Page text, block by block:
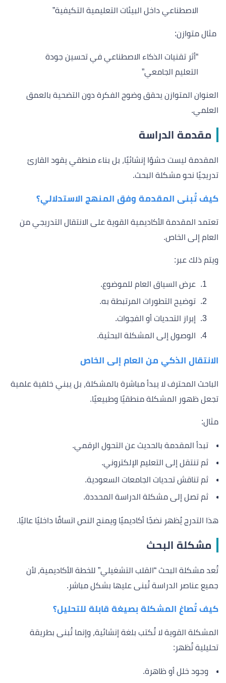
الاصطناعي داخل البيئات التعليمية التكيفية”
مثال متوازن:
“أثر تقنيات الذكاء الاصطناعي في تحسين جودة
التعليم الجامعي”
العنوان المتوازن يحقق وضوح الفكرة دون التضحية بالعمق
العلمي.
مقدمة الدراسة
المقدمة ليست حشوًا إنشائيًا، بل بناء منطقي يقود القارئ
تدريجيًا نحو مشكلة البحث.
كيف تُبنى المقدمة وفق المنهج الاستدلالي؟
تعتمد المقدمة الأكاديمية القوية على الانتقال التدريجي من
العام إلى الخاص.
ويتم ذلك عبر:
عرض السياق العام للموضوع.
توضيح التطورات المرتبطة به.
إبراز التحديات أو الفجوات.
الوصول إلى المشكلة البحثية.
الانتقال الذكي من العام إلى الخاص
الباحث المحترف لا يبدأ مباشرة بالمشكلة، بل يبني خلفية علمية
تجعل ظهور المشكلة منطقيًا وطبيعيًا.
مثال:
تبدأ المقدمة بالحديث عن التحول الرقمي.
ثم تنتقل إلى التعليم الإلكتروني.
ثم تناقش تحديات الجامعات السعودية.
ثم تصل إلى مشكلة الدراسة المحددة.
هذا التدرج يُظهر نضجًا أكاديميًا ويمنح النص اتساقًا داخليًا عاليًا.
مشكلة البحث
تُعد مشكلة البحث “القلب التشغيلي” للخطة الأكاديمية، لأن
جميع عناصر الدراسة تُبنى عليها بشكل مباشر.
كيف تُصاغ المشكلة بصيغة قابلة للتحليل؟
المشكلة القوية لا تُكتب بلغة إنشائية، وإنما تُبنى بطريقة
تحليلية تُظهر:
وجود خلل أو ظاهرة.